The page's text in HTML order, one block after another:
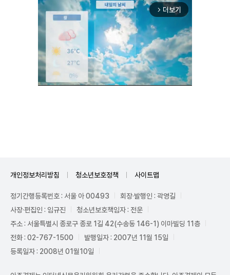
arrow_forward_ios 더보기
개인정보처리방침 청소년보호정책 사이트맵
정기간행등록번호 : 서울 아 00493
회장·발행인 : 곽영길
사장·편집인 : 임규진
청소년보호책임자 : 전운
주소 : 서울특별시 종로구 종로 1길 42(수송동 146-1) 이마빌딩 11층
전화 : 02-767-1500
발행일자 : 2007년 11월 15일
등록일자 : 2008년 01월10일